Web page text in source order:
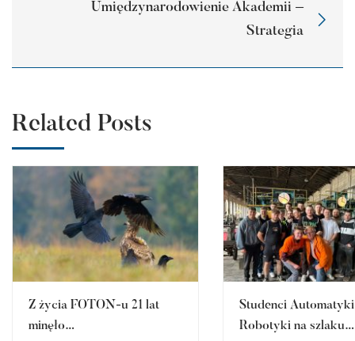
Umiędzynarodowienie Akademii –
Strategia
Related Posts
Z życia FOTON-u 21 lat
minęło…
Studenci
Robotyki na szlaku